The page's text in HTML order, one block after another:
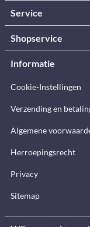
Service
Shopservice
Informatie
Cookie-Instellingen
Verzending en
Algemene
Herroepingsrecht
Privacy
Sitemap